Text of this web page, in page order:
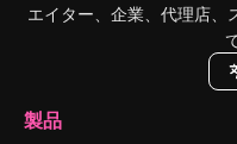
エイター、企業、代理店、
製品